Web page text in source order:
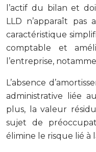
l’actif du bilan et
LLD n’apparaît pas
caractéristique
comptable et
l’entreprise,
L’absence
administrative liée
plus, la valeur
sujet de
élimine le risque lié à